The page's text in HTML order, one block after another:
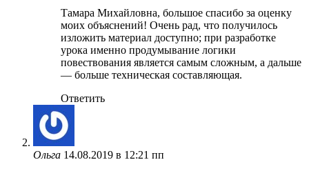
Тамара Михайловна, большое спасибо за оценку
моих объяснений! Очень рад, что получилось
изложить материал доступно; при разработке
урока именно продумывание логики
повествования является самым сложным, а дальше
— больше техническая составляющая.
Ответить
Ольга 14.08.2019 в 12:21 пп